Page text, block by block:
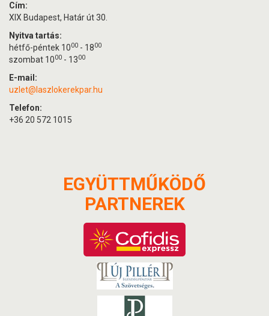
Cím:
XIX Budapest, Határ út 30.
Nyitva tartás:
hétfő-péntek 1000 - 1800
szombat 1000 - 1300
E-mail:
uzlet@laszlokerekpar.hu
Telefon:
+36 20 572 1015
EGYÜTTMŰKÖDŐ
PARTNEREK